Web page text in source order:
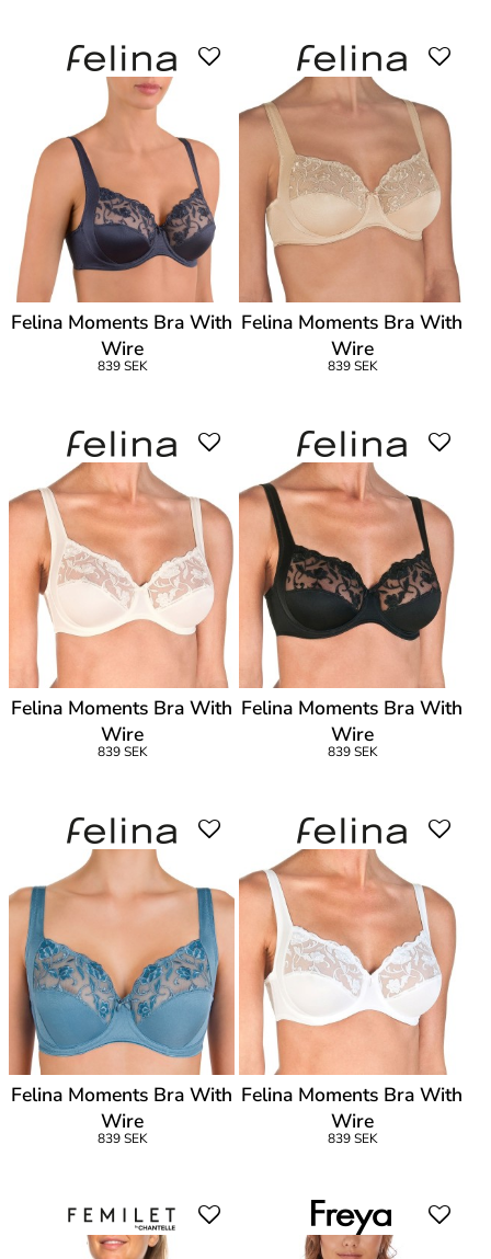
Felina Moments Bra With
Wire
839 SEK
Felina Moments Bra With
Wire
839 SEK
Felina Moments Bra With
Wire
839 SEK
Felina Moments Bra With
Wire
839 SEK
Felina Moments Bra With
Wire
839 SEK
Felina Moments Bra With
Wire
839 SEK